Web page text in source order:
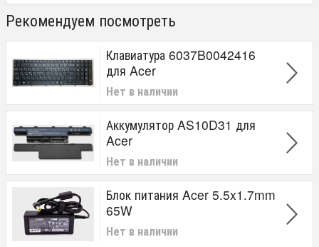
Рекомендуем посмотреть
Клавиатура 6037B0042416
для Acer
Нет в наличии
Аккумулятор AS10D31 для
Acer
Нет в наличии
Блок питания Acer 5.5x1.7mm
65W
Нет в наличии